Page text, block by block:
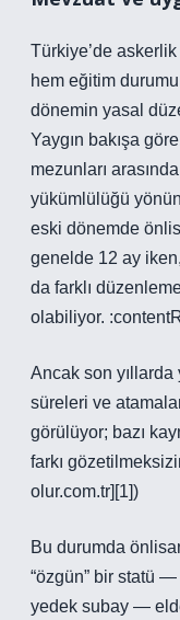
Türkiye’de
hem eğitim
dönemin yasal
Yaygın bakışa
mezunları
yükümlülüğü
eski dönemde
genelde 12 ay
da farklı
olabiliyor.
Ancak son
süreleri ve
görülüyor; bazı
farkı
olur.com.tr][1])
Bu durumda
“özgün” bir statü
yedek subay —